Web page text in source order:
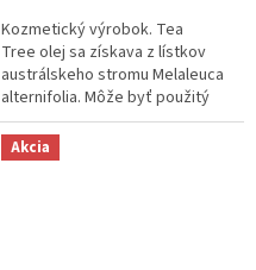
Kozmetický výrobok. Tea
Tree olej sa získava z lístkov
austrálskeho stromu Melaleuca
alternifolia. Môže byť použitý
ako čistý olej alebo účinná látka
v kozmetických výrobkoch pre
každý typ pokožky.
Akcia